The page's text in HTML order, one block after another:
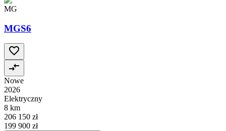
MG
MGS6
Nowe
2026
Elektryczny
8 km
206 150 zł
199 900 zł